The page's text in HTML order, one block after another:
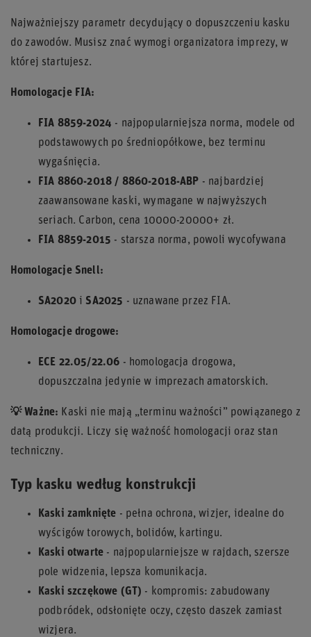
Najważniejszy parametr decydujący o dopuszczeniu kasku
do zawodów. Musisz znać wymogi organizatora imprezy, w
której startujesz.
Homologacje FIA:
FIA 8859-2024 - najpopularniejsza norma, modele od
podstawowych po średniopółkowe, bez terminu
wygaśnięcia.
FIA 8860-2018 / 8860-2018-ABP - najbardziej
zaawansowane kaski, wymagane w najwyższych
seriach. Carbon, cena 10000-20000+ zł.
FIA 8859-2015 - starsza norma, powoli wycofywana
Homologacje Snell:
SA2020i SA2025 - uznawane przez FIA.
Homologacje drogowe:
ECE 22.05/22.06 - homologacja drogowa,
dopuszczalna jedynie w imprezach amatorskich.
💡 Ważne: Kaski nie mają „terminu ważności” powiązanego z
datą produkcji. Liczy się ważność homologacji oraz stan
techniczny.
Typ kasku według konstrukcji
Kaski zamknięte - pełna ochrona, wizjer, idealne do
wyścigów torowych, bolidów, kartingu.
Kaski otwarte - najpopularniejsze w rajdach, szersze
pole widzenia, lepsza komunikacja.
Kaski szczękowe (GT) - kompromis: zabudowany
podbródek, odsłonięte oczy, często daszek zamiast
wizjera.